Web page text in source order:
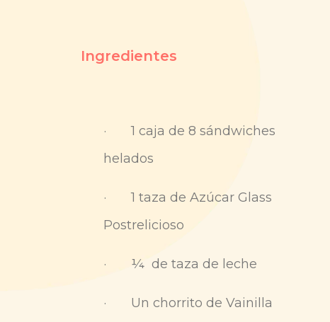
Ingredientes
· 1 caja de 8 sándwiches
helados
· 1 taza de Azúcar Glass
Postrelicioso
· ¼ de taza de leche
· Un chorrito de Vainilla